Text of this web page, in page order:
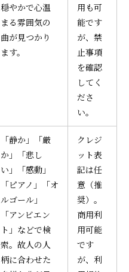
穏やかで心温
まる雰囲気の
曲が見つかり
ます。
用も可
能です
が、禁
止事項
を確認
してく
ださ
い。
「静か」「厳
か」「悲し
い」「感動」
「ピアノ」「オ
ルゴール」
「アンビエン
ト」などで検
索。故人の人
柄に合わせた
クレジ
ット表
記は任
意（推
奨）。
商用利
用可能
です
が、利